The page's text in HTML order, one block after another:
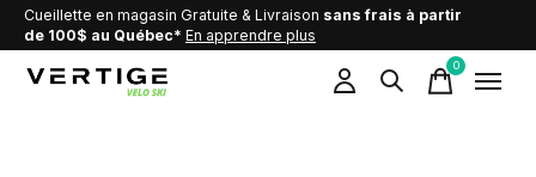
Cueillette en magasin Gratuite & Livraison sans frais à partir
de 100$ au Québec* En apprendre plus
0items